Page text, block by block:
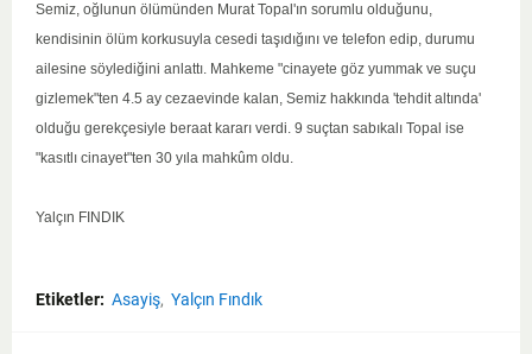
Semiz, oğlunun ölümünden Murat Topal'ın sorumlu olduğunu,
kendisinin ölüm korkusuyla cesedi taşıdığını ve telefon edip, durumu
ailesine söylediğini anlattı. Mahkeme "cinayete göz yummak ve suçu
gizlemek"ten 4.5 ay cezaevinde kalan, Semiz hakkında 'tehdit altında'
olduğu gerekçesiyle beraat kararı verdi. 9 suçtan sabıkalı Topal ise
"kasıtlı cinayet"ten 30 yıla mahkûm oldu.
Yalçın FINDIK
Etiketler: Asayiş Yalçın Fındık